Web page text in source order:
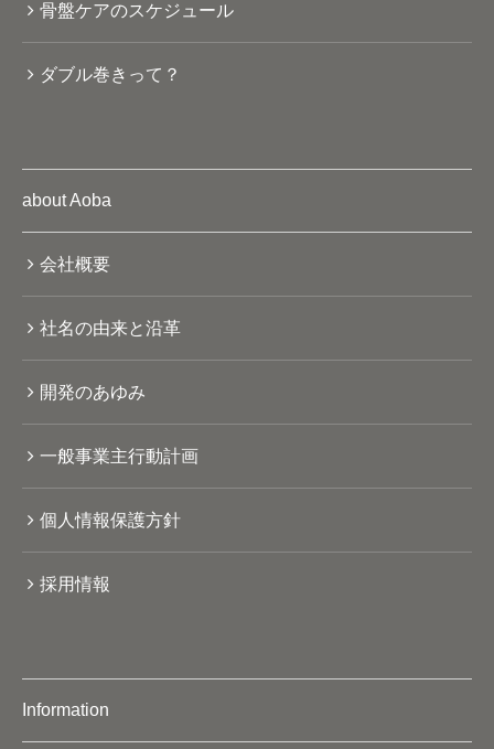
骨盤ケアのスケジュール
ダブル巻きって？
about Aoba
会社概要
社名の由来と沿革
開発のあゆみ
一般事業主行動計画
個人情報保護方針
採用情報
Information